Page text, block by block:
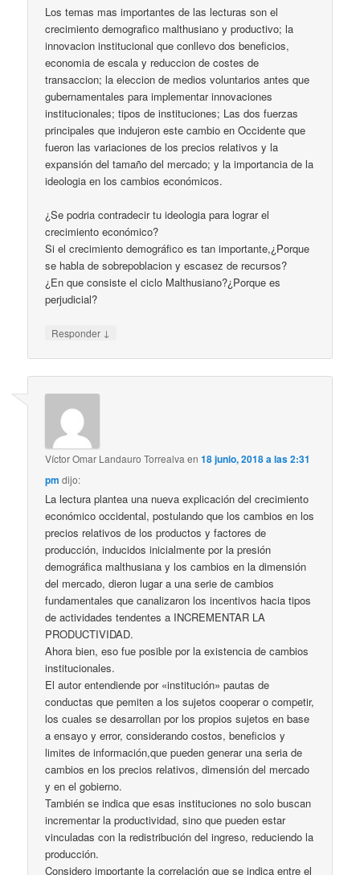
Los temas mas importantes de las lecturas son el
crecimiento demografico malthusiano y productivo; la
innovacion institucional que conllevo dos beneficios,
economia de escala y reduccion de costes de
transaccion; la eleccion de medios voluntarios antes que
gubernamentales para implementar innovaciones
institucionales; tipos de instituciones; Las dos fuerzas
principales que indujeron este cambio en Occidente que
fueron las variaciones de los precios relativos y la
expansión del tamaño del mercado; y la importancia de la
ideologia en los cambios económicos.
¿Se podria contradecir tu ideologia para lograr el
crecimiento económico?
Si el crecimiento demográfico es tan importante,¿Porque
se habla de sobrepoblacion y escasez de recursos?
¿En que consiste el ciclo Malthusiano?¿Porque es
perjudicial?
Responder ↓
Víctor Omar Landauro Torrealva en18 junio, 2018 a las 2:31
pm dijo:
La lectura plantea una nueva explicación del crecimiento
económico occidental, postulando que los cambios en los
precios relativos de los productos y factores de
producción, inducidos inicialmente por la presión
demográfica malthusiana y los cambios en la dimensión
del mercado, dieron lugar a una serie de cambios
fundamentales que canalizaron los incentivos hacia tipos
de actividades tendentes a INCREMENTAR LA
PRODUCTIVIDAD.
Ahora bien, eso fue posible por la existencia de cambios
institucionales.
El autor entendiende por «institución» pautas de
conductas que pemiten a los sujetos cooperar o competir,
los cuales se desarrollan por los propios sujetos en base
a ensayo y error, considerando costos, beneficios y
limites de información,que pueden generar una seria de
cambios en los precios relativos, dimensión del mercado
y en el gobierno.
También se indica que esas instituciones no solo buscan
incrementar la productividad, sino que pueden estar
vinculadas con la redistribución del ingreso, reduciendo la
producción.
Considero importante la correlación que se indica entre el